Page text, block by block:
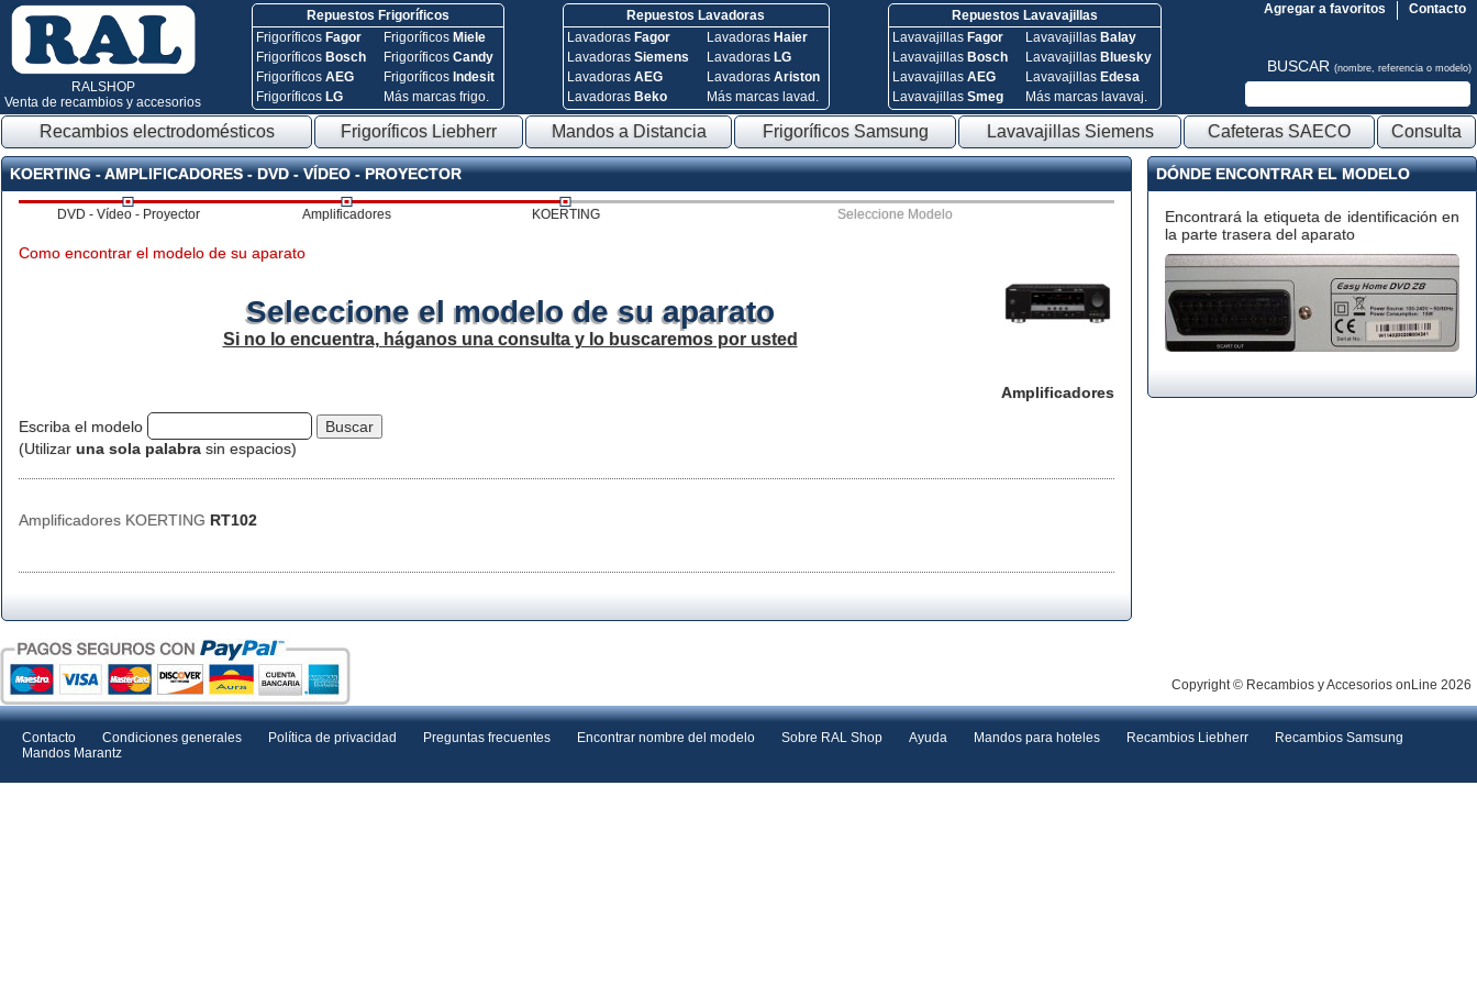
RALSHOP
Venta de recambios y accesorios
Repuestos Frigoríficos
Frigoríficos Fagor
Frigoríficos Bosch
FrigoríficosAEG
Frigoríficos LG
Frigoríficos Miele
FrigoríficosCandy
Frigoríficos Indesit
Más marcas frigo.
Repuestos Lavadoras
Lavadoras Fagor
Lavadoras Siemens
Lavadoras AEG
Lavadoras Beko
Lavadoras Haier
Lavadoras LG
Lavadoras Ariston
Más marcas lavad.
Repuestos Lavavajillas
Lavavajillas Fagor
Lavavajillas Bosch
Lavavajillas AEG
Lavavajillas Smeg
Lavavajillas Balay
Lavavajillas Bluesky
Lavavajillas Edesa
Más marcas lavavaj.
Contacto
Agregar a favoritos
BUSCAR (nombre, referencia o modelo)
Recambios electrodomésticos Frigoríficos Liebherr Mandos a Distancia Frigoríficos Samsung Lavavajillas Siemens Cafeteras SAECO Consulta
KOERTING - AMPLIFICADORES - DVD - VÍDEO - PROYECTOR
DVD - Vídeo - Proyector Amplificadores KOERTING Seleccione Modelo
Amplificadores
Como encontrar el modelo de su aparato
Seleccione el modelo de su aparato
Si no lo encuentra, háganos una consulta y lo buscaremos por usted
Escriba el modelo
(Utilizar una sola palabra sin espacios)
Amplificadores KOERTING RT102
DÓNDE ENCONTRAR EL MODELO
Encontrará la etiqueta de identificación en
la parte trasera del aparato
Copyright © Recambios y Accesorios onLine 2026
Contacto Condiciones generales Política de privacidad Preguntas frecuentes Encontrar nombre del modelo Sobre RAL Shop Ayuda Mandos para hoteles Recambios Liebherr
Recambios Samsung
Mandos Marantz